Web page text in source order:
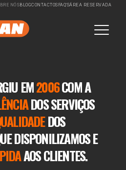
NÓSBLOGCONTACTOS FAQ'SÁREA RESERVADA
EM2006COM A
DOS SERVIÇOS
DOS
DISPONILIZAMOS E
AOS CLIENTES.